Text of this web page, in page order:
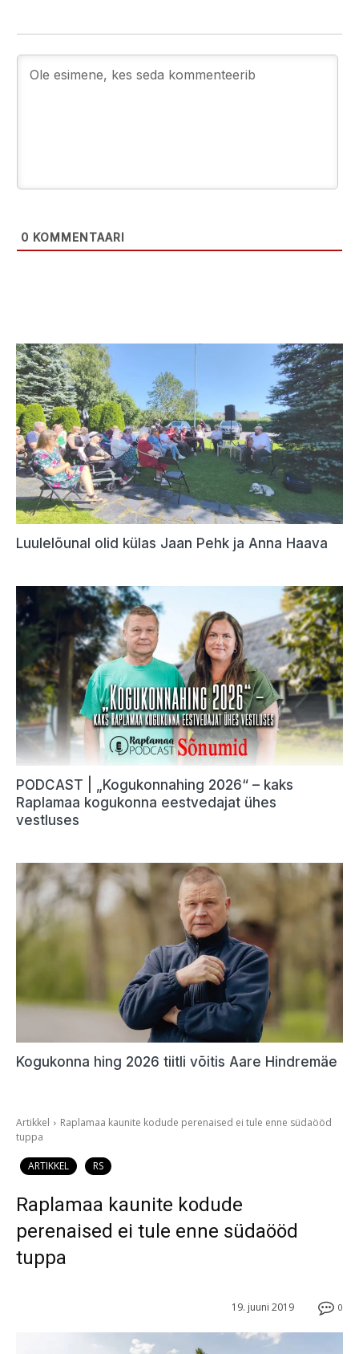
0 KOMMENTAARI
Luulelõunal olid külas Jaan Pehk ja Anna Haava
PODCAST | „Kogukonnahing 2026“ – kaks
Raplamaa kogukonna eestvedajat ühes
vestluses
Kogukonna hing 2026 tiitli võitis Aare Hindremäe